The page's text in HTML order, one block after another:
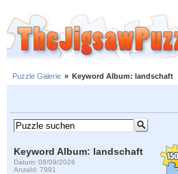
Puzzle Galerie » Keyword Album: landschaft
Keyword Album: landschaft
Datum: 08/09/2026
Anzahl: 7991